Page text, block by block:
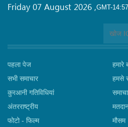
GMT-
Friday 07 August 2026 ,
पहला पेज
सभी समाचार
कुरआनी गतिविधियां
अंतरराष्ट्रीय
फोटो - फिल्म
हमारे
हमसे
मौसम